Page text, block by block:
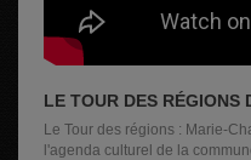
LE TOUR DES RÉGIONS
Le Tour des régions : Marie-
l'agenda culturel de la